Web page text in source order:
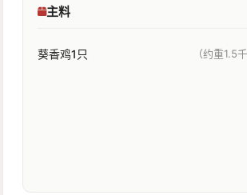
主料
葵香鸡1只 （约重1.5